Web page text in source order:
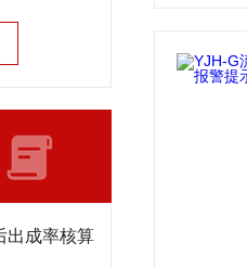
出成率核算